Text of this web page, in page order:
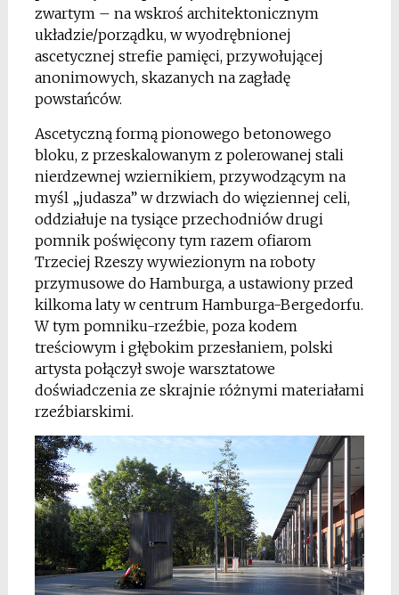
zwartym – na wskroś architektonicznym
układzie/porządku, w wyodrębnionej
ascetycznej strefie pamięci, przywołującej
anonimowych, skazanych na zagładę
powstańców.
Ascetyczną formą pionowego betonowego
bloku, z przeskalowanym z polerowanej stali
nierdzewnej wziernikiem, przywodzącym na
myśl „judasza” w drzwiach do więziennej celi,
oddziałuje na tysiące przechodniów drugi
pomnik poświęcony tym razem ofiarom
Trzeciej Rzeszy wywiezionym na roboty
przymusowe do Hamburga, a ustawiony przed
kilkoma laty w centrum Hamburga-Bergedorfu.
W tym pomniku-rzeźbie, poza kodem
treściowym i głębokim przesłaniem, polski
artysta połączył swoje warsztatowe
doświadczenia ze skrajnie różnymi materiałami
rzeźbiarskimi.